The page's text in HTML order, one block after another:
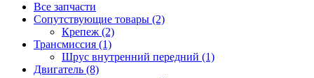
Все запчасти
Сопутствующие товары (2)
Крепеж (2)
Трансмиссия (1)
Шрус внутренний передний (1)
Двигатель (8)